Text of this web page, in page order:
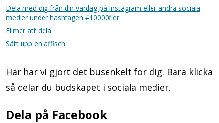
Dela med dig från din vardag på Instagram eller andra sociala
medier under hashtagen #10000fler
Filmer att dela
Sätt upp en affisch
Här har vi gjort det busenkelt för dig. Bara klicka
så delar du budskapet i sociala medier.
Dela på Facebook